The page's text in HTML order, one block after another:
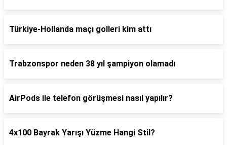
Türkiye-Hollanda maçı golleri kim attı
Trabzonspor neden 38 yıl şampiyon olamadı
AirPods ile telefon görüşmesi nasıl yapılır?
4x100 Bayrak Yarışı Yüzme Hangi Stil?